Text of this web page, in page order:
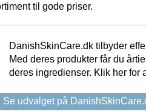
til gode priser.
DanishSkinCare.dk tilbyder
Med deres produkter får du
deres ingredienser. Klik her for
Se udvalget på